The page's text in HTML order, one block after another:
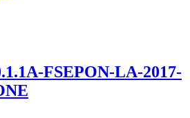
FSEPON-LA-2017-